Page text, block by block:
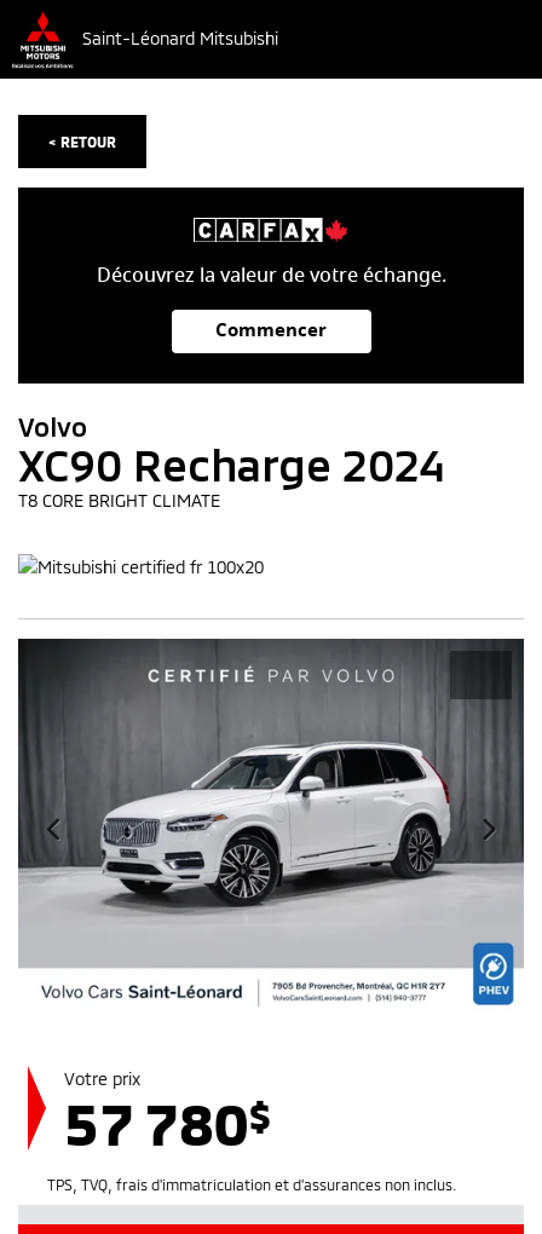
Saint-Léonard Mitsubishi
< RETOUR
Découvrez la valeur de votre échange.
Commencer
Volvo
XC90 Recharge 2024
T8 CORE BRIGHT CLIMATE
Votre prix
57 780$
TPS, TVQ, frais d'immatriculation et d'assurances non inclus.